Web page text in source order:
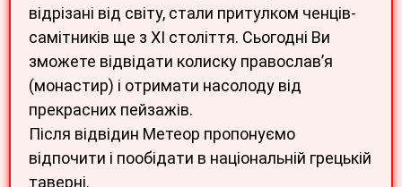
відрізані від світу, стали притулком ченців-
самітників ще з XI століття. Сьогодні Ви
зможете відвідати колиску православ’я
(монастир) і отримати насолоду від
прекрасних пейзажів.
Після відвідин Метеор пропонуємо
відпочити і пообідати в національній грецькій
таверні.